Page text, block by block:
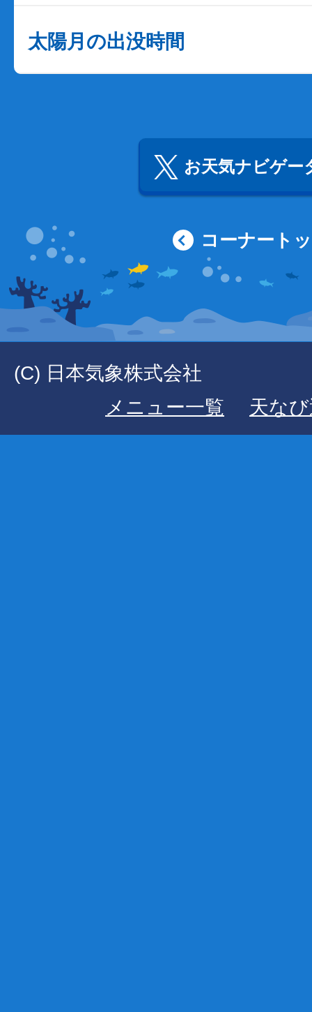
太陽月の出没時間
お天気ナビゲー
コーナート
(C) 日本気象株式会社
メニュー一覧
天な